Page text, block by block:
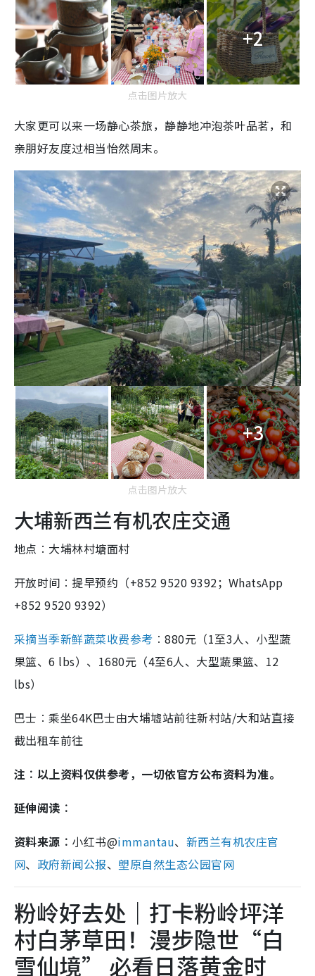
+2
点击图片放大
大家更可以来一场静心茶旅，静静地冲泡茶叶品茗，和
亲朋好友度过相当怡然周末。
+3
点击图片放大
大埔新西兰有机农庄交通
地点︰大埔林村塘面村
开放时间︰提早预约（+852 9520 9392；WhatsApp
+852 9520 9392）
采摘当季新鲜蔬菜收费参考 ︰880元（1至3人、小型蔬
果篮、6 lbs）、1680元（4至6人、大型蔬果篮、12
lbs）
巴士︰乘坐64K巴士由大埔墟站前往新村站/大和站直接
截出租车前往
注︰以上资料仅供参考，一切依官方公布资料为准。
延伸阅读︰
资料来源︰ 小红书@immantau、 新西兰有机农庄官
网、 政府新闻公报、 塱原自然生态公园官网
粉岭好去处｜打卡粉岭坪洋
村白茅草田！漫步隐世“白
雪仙境” 必看日落黄金时